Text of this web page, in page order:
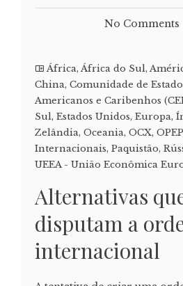
No Comments
África, África do Sul,
China, Comunidade de
Americanos e Caribenhos
Sul, Estados Unidos, Europa,
Zelândia, Oceania, OCX, OPEP
Internacionais, Paquistão,
UEEA - União Econômica
Alternativas
disputam a
internacional